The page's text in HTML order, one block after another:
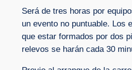
Será de tres horas por
un evento no puntuable. Los
que estar formados por dos
relevos se harán cada 30